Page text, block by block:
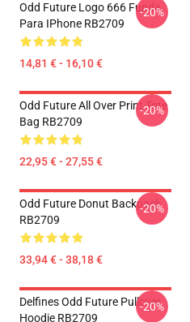
Odd Future Logo 666 Funda
Para IPhone RB2709
14,81 € - 16,10 €
-20%
Odd Future All Over Print Tote
Bag RB2709
22,95 € - 27,55 €
-20%
Odd Future Donut Backpack
RB2709
33,94 € - 38,18 €
-20%
Delfines Odd Future Pullover
Hoodie RB2709
-20%